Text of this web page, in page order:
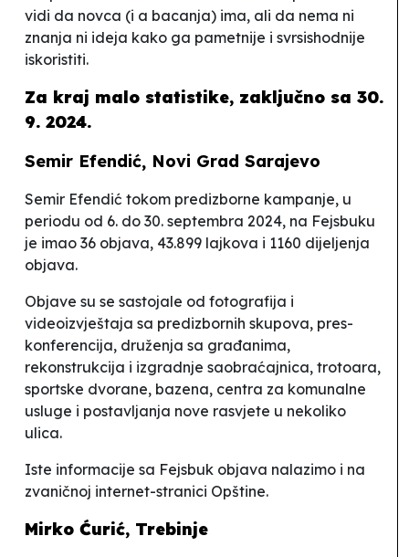
vidi da novca (i a bacanja) ima, ali da nema ni
znanja ni ideja kako ga pametnije i svrsishodnije
iskoristiti.
Za kraj malo statistike, zaključno sa 30.
9. 2024.
Semir Efendić, Novi Grad Sarajevo
Semir Efendić tokom predizborne kampanje, u
periodu od 6. do 30. septembra 2024, na Fejsbuku
je imao 36 objava, 43.899 lajkova i 1160 dijeljenja
objava.
Objave su se sastojale od fotografija i
videoizvještaja sa predizbornih skupova, pres-
konferencija, druženja sa građanima,
rekonstrukcija i izgradnje saobraćajnica, trotoara,
sportske dvorane, bazena, centra za komunalne
usluge i postavljanja nove rasvjete u nekoliko
ulica.
Iste informacije sa Fejsbuk objava nalazimo i na
zvaničnoj internet-stranici Opštine.
Mirko Ćurić, Trebinje